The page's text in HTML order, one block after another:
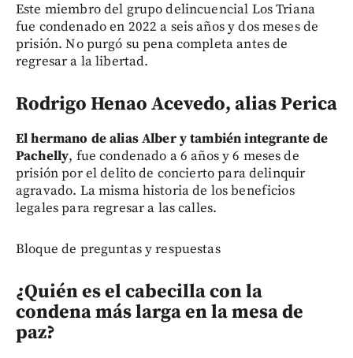
Este miembro del grupo delincuencial Los Triana
fue condenado en 2022 a seis años y dos meses de
prisión. No purgó su pena completa antes de
regresar a la libertad.
Rodrigo Henao Acevedo, alias Perica
El hermano de alias Alber y también integrante de
Pachelly, fue condenado a 6 años y 6 meses de
prisión por el delito de concierto para delinquir
agravado. La misma historia de los beneficios
legales para regresar a las calles.
Bloque de preguntas y respuestas
¿Quién es el cabecilla con la
condena más larga en la mesa de
paz?